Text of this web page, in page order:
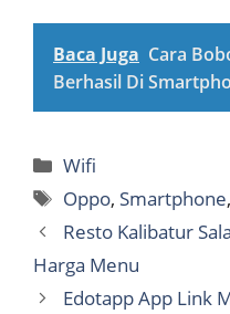
Baca Juga Cara
Berhasil Di
Categories
Wifi
Tags
Oppo, Smartphone
Resto Kalibatur
Harga Menu
Edotapp App Link